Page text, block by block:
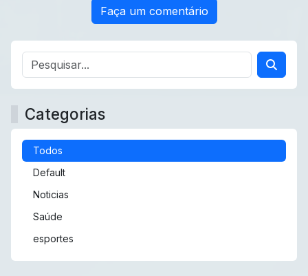
Faça um comentário
Categorias
Todos
Default
Noticias
Saúde
esportes